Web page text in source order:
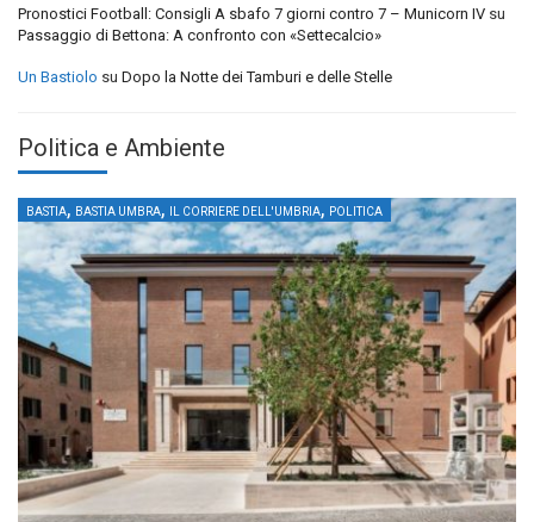
Pronostici Football: Consigli A sbafo 7 giorni contro 7 – Municorn IV su
Passaggio di Bettona: A confronto con «Settecalcio»
Un Bastiolo su Dopo la Notte dei Tamburi e delle Stelle
Politica e Ambiente
BASTIA, BASTIA UMBRA, IL CORRIERE DELL'UMBRIA, POLITICA